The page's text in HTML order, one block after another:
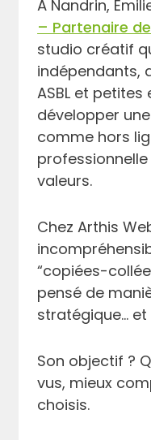
À Nandrin,
– Partenaire
studio créatif
indépendants,
ASBL et
développer
comme hors
valeurs.
Chez Arthis
“copiées-
pensé de
stratégique…
Son objectif ?
vus, mieux
choisis.